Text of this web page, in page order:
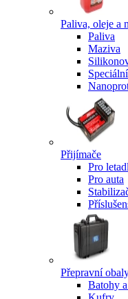
Paliva, oleje a
Paliva
Maziva
Přijímače
Pro
Pro auta
Přepravní
Batohy